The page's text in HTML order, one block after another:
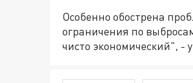
Особенно обострена
ограничения по
чисто экономический", -